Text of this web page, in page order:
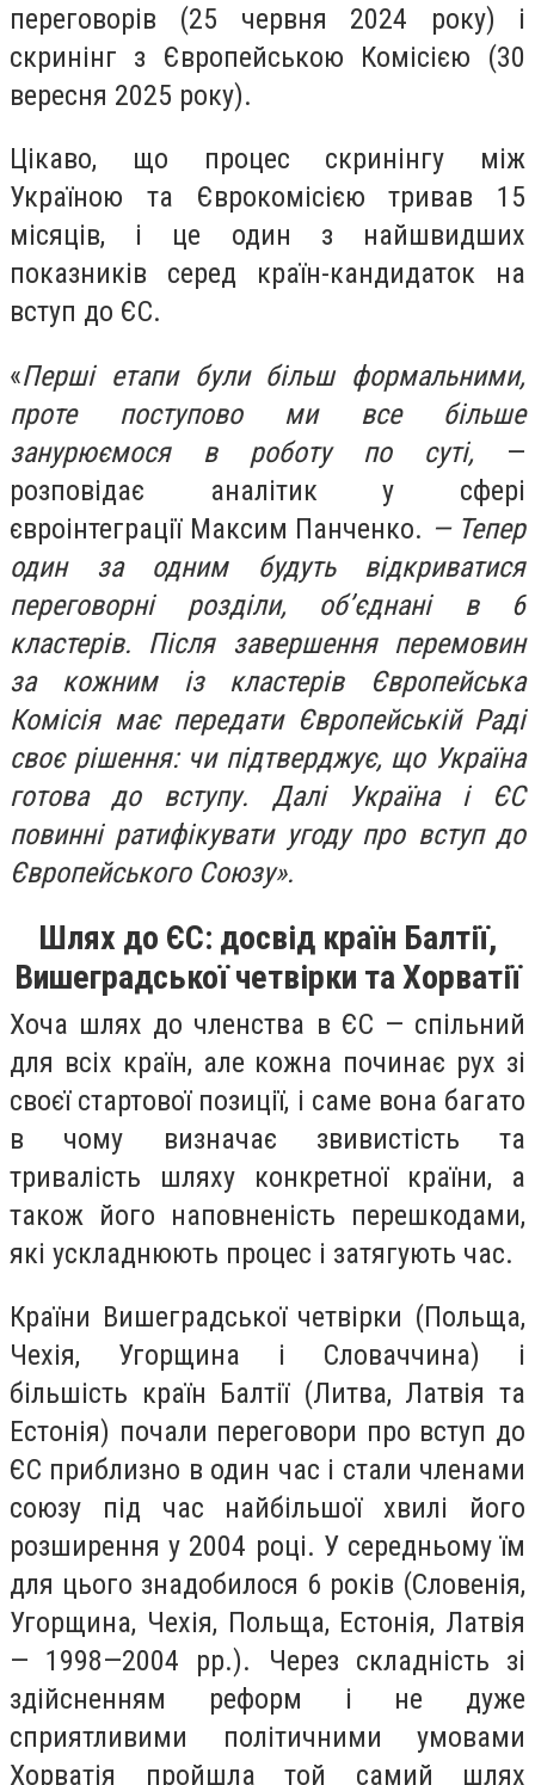
переговорів (25 червня 2024 року) і
скринінг з Європейською Комісією (30
вересня 2025 року).
Цікаво, що процес скринінгу між
Україною та Єврокомісією тривав 15
місяців, і це один з найшвидших
показників серед країн-кандидаток на
вступ до ЄС.
«Перші етапи були більш формальними,
проте поступово ми все більше
занурюємося в роботу по суті, —
розповідає аналітик у сфері
євроінтеграції Максим Панченко. — Тепер
один за одним будуть відкриватися
переговорні розділи, об’єднані в 6
кластерів. Після завершення перемовин
за кожним із кластерів Європейська
Комісія має передати Європейській Раді
своє рішення: чи підтверджує, що Україна
готова до вступу. Далі Україна і ЄС
повинні ратифікувати угоду про вступ до
Європейського Союзу».
Шлях до ЄС: досвід країн Балтії,
Вишеградської четвірки та Хорватії
Хоча шлях до членства в ЄС — спільний
для всіх країн, але кожна починає рух зі
своєї стартової позиції, і саме вона багато
в чому визначає звивистість та
тривалість шляху конкретної країни, а
також його наповненість перешкодами,
які ускладнюють процес і затягують час.
Країни Вишеградської четвірки (Польща,
Чехія, Угорщина і Словаччина) і
більшість країн Балтії (Литва, Латвія та
Естонія) почали переговори про вступ до
ЄС приблизно в один час і стали членами
союзу під час найбільшої хвилі його
розширення у 2004 році. У середньому їм
для цього знадобилося 6 років (Словенія,
Угорщина, Чехія, Польща, Естонія, Латвія
— 1998—2004 рр.). Через складність зі
здійсненням реформ і не дуже
сприятливими політичними умовами
Хорватія пройшла той самий шлях